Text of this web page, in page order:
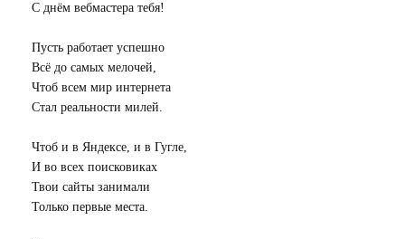
С днём вебмастера тебя!
Пусть работает успешно
Всё до самых мелочей,
Чтоб всем мир интернета
Стал реальности милей.
Чтоб и в Яндексе, и в Гугле,
И во всех поисковиках
Твои сайты занимали
Только первые места.